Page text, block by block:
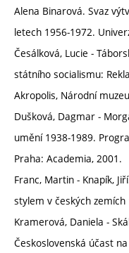
Alena Binarová. Svaz
letech 1956‒1972.
Česálková, Lucie ‒
státního socialismu:
Akropolis, Národní
Dušková, Dagmar ‒
umění 1938‒1989.
Praha: Academia, 2001.
Franc, Martin ‒ Knapík,
stylem v českých
Kramerová, Daniela ‒
Československá účast